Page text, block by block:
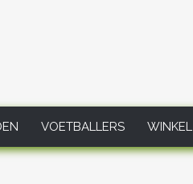
VOETBALLERS WINKEL